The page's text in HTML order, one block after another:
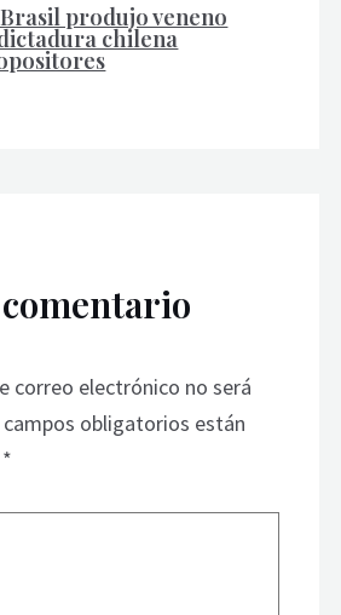
produjo veneno
chilena
correo electrónico no será
campos obligatorios están
*